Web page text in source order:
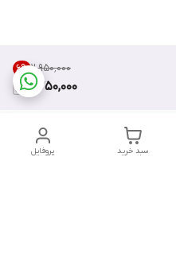
۲٬۹۵۰٬۰۰۰ 6%
2,750,000
پروفایل سبد خرید